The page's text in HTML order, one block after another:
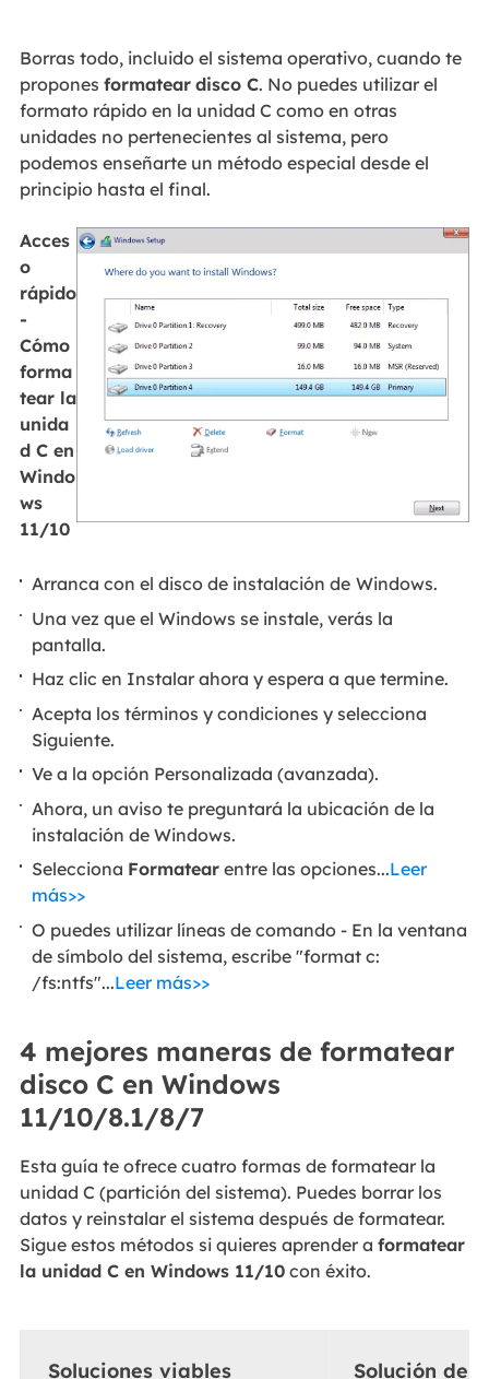
Borras todo, incluido el sistema operativo, cuando te
propones formatear disco C. No puedes utilizar el
formato rápido en la unidad C como en otras
unidades no pertenecientes al sistema, pero
podemos enseñarte un método especial desde el
principio hasta el final.
Acces
o
rápido
-
Cómo
forma
tear la
unida
d C en
Windo
ws
11/10
Arranca con el disco de instalación de Windows.
Una vez que el Windows se instale, verás la
pantalla.
Haz clic en Instalar ahora y espera a que termine.
Acepta los términos y condiciones y selecciona
Siguiente.
Ve a la opción Personalizada (avanzada).
Ahora, un aviso te preguntará la ubicación de la
instalación de Windows.
Selecciona Formatear entre las opciones...Leer
más>>
O puedes utilizar líneas de comando - En la ventana
de símbolo del sistema, escribe "format c:
/fs:ntfs"...Leer más>>
4 mejores maneras de formatear
disco C en Windows
11/10/8.1/8/7
Esta guía te ofrece cuatro formas de formatear la
unidad C (partición del sistema). Puedes borrar los
datos y reinstalar el sistema después de formatear.
Sigue estos métodos si quieres aprender a formatear
la unidad C en Windows 11/10con éxito.
Soluciones viables Solución de